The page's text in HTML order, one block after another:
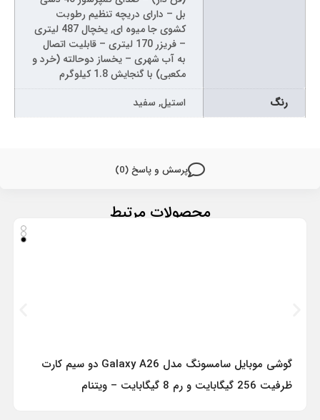
پرسش و پاسخ (0)
بل – دارای دریچه تنظیم رطوبت
کشوی جا میوه ای, یخچال 487 لیتری
– فریزر 170 لیتری – قابلیت اتصال
به آب شهری – یخساز دوحالته (خرد و
مکعبی) با گنجایش 1.8 کیلوگرم
رنگ
استیل, سفید
محصولات مرتبط
گوشی موبایل سامسونگ مدل Galaxy A26 دو سیم کارت
ظرفیت 256 گیگابایت و رم 8 گیگابایت – ویتنام